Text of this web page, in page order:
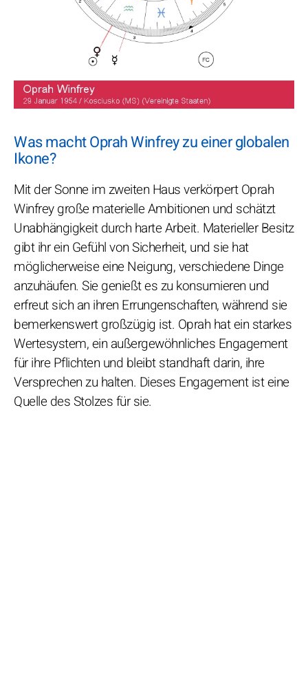
Was macht Oprah Winfrey zu einer globalen
Ikone?
Mit der Sonne im zweiten Haus verkörpert Oprah
Winfrey große materielle Ambitionen und schätzt
Unabhängigkeit durch harte Arbeit. Materieller Besitz
gibt ihr ein Gefühl von Sicherheit, und sie hat
möglicherweise eine Neigung, verschiedene Dinge
anzuhäufen. Sie genießt es zu konsumieren und
erfreut sich an ihren Errungenschaften, während sie
bemerkenswert großzügig ist. Oprah hat ein starkes
Wertesystem, ein außergewöhnliches Engagement
für ihre Pflichten und bleibt standhaft darin, ihre
Versprechen zu halten. Dieses Engagement ist eine
Quelle des Stolzes für sie.